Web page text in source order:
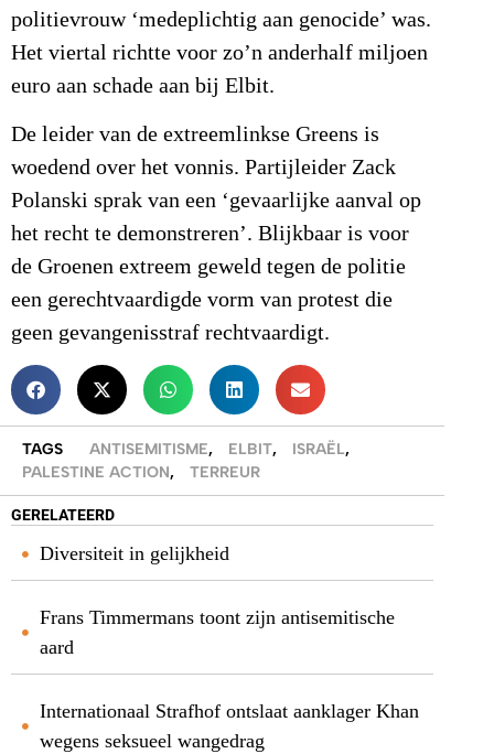
politievrouw ‘medeplichtig aan genocide’ was.
Het viertal richtte voor zo’n anderhalf miljoen
euro aan schade aan bij Elbit.
De leider van de extreemlinkse Greens is
woedend over het vonnis. Partijleider Zack
Polanski sprak van een ‘gevaarlijke aanval op
het recht te demonstreren’. Blijkbaar is voor
de Groenen extreem geweld tegen de politie
een gerechtvaardigde vorm van protest die
geen gevangenisstraf rechtvaardigt.
TAGS ANTISEMITISME, ELBIT, ISRAËL,
PALESTINE ACTION, TERREUR
GERELATEERD
Diversiteit in gelijkheid
Frans Timmermans toont zijn antisemitische
aard
Internationaal Strafhof ontslaat aanklager Khan
wegens seksueel wangedrag